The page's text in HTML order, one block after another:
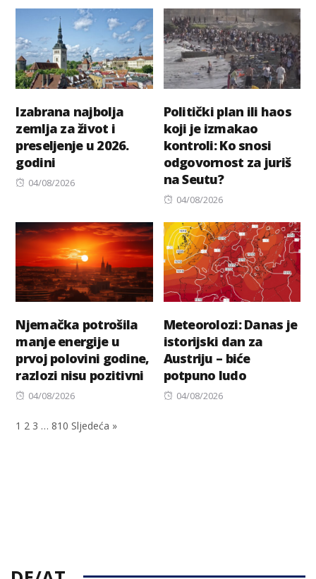
Izabrana najbolja
zemlja za život i
preseljenje u 2026.
godini
Posted
04/08/2026
Politički plan ili haos
koji je izmakao
kontroli: Ko snosi
odgovornost za juriš
na Seutu?
Posted
04/08/2026
Njemačka potrošila
manje energije u
prvoj polovini godine,
razlozi nisu pozitivni
Posted
04/08/2026
Meteorolozi: Danas je
istorijski dan za
Austriju – biće
potpuno ludo
Posted
04/08/2026
1 2 3 … 810 Sljedeća »